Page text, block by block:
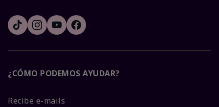
¿CÓMO PODEMOS AYUDAR?
Recibe e-mails